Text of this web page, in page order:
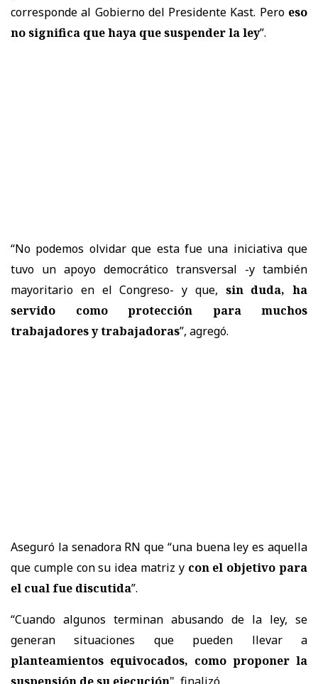
corresponde al Gobierno del Presidente Kast. Peroeso
no significa que haya que suspender la ley”.
“No podemos olvidar que esta fue una iniciativa que
tuvo un apoyo democrático transversal -y también
mayoritario en el Congreso- y que, sin duda, ha
servido como protección para muchos
trabajadores y trabajadoras”, agregó.
Aseguró la senadora RN que “una buena ley es aquella
que cumple con su idea matriz ycon el objetivo para
el cual fue discutida”.
“Cuando algunos terminan abusando de la ley, se
generan situaciones que pueden llevar a
planteamientos equivocados, como proponer la
suspensión de su ejecución", finalizó.